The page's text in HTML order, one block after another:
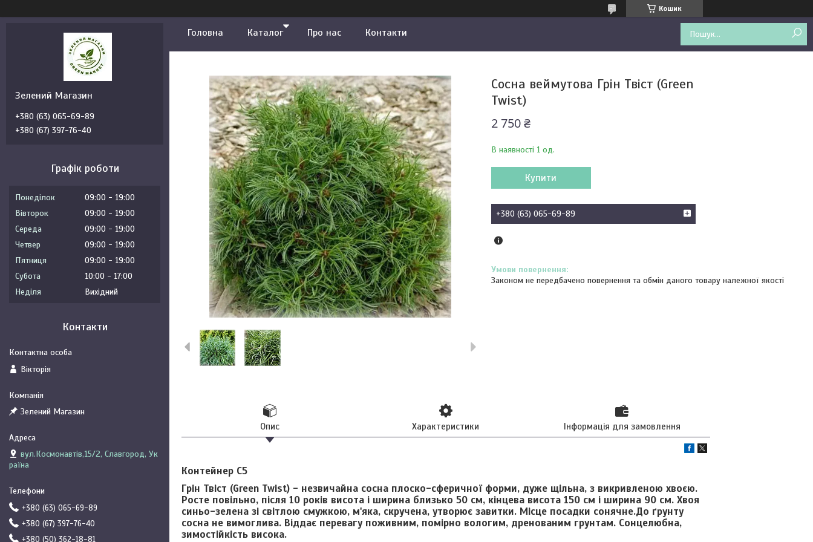
Кошик
Головна Каталог Про нас Контакти
Сосна веймутова Грін Твіст (Green
Twist)
2 750 ₴
В наявності 1 од.
Купити
+380 (63) 065-69-89
Законом не передбачено повернення та обмін даного товару належної якості
Опис Характеристики Інформація для замовлення
Контейнер С5
Грін Твіст (Green Twist) - незвичайна сосна плоско-сферичної форми, дуже щільна, з викривленою хвоєю.
Росте повільно, після 10 років висота і ширина близько 50 см, кінцева висота 150 см і ширина 90 см. Хвоя
синьо-зелена зі світлою смужкою, м'яка, скручена, утворює завитки. Місце посадки сонячне.До ґрунту
сосна не вимоглива. Віддає перевагу поживним, помірно вологим, дренованим грунтам. Сонцелюбна,
зимостійкість висока.
Зелений Магазин
+380 (63) 065-69-89
+380 (67) 397-76-40
Графік роботи
Понеділок 09:00
19:00
Вівторок
09:00
19:00
Середа
09:00
19:00
Четвер
09:00
19:00
Пʼятниця
09:00
19:00
Субота
10:00
17:00
Неділя
Вихідний
Контакти
Вікторія
Зелений Магазин
вул.Космонавтів,15/2, Славгород, Ук
раїна
+380 (63) 065-69-89
+380 (67) 397-76-40
+380 (50) 362-18-81